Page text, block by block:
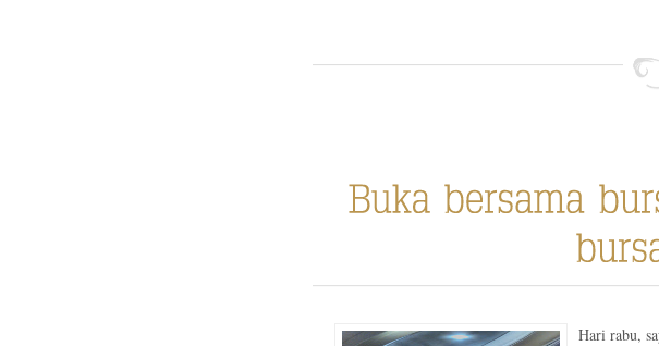
Hari rabu,